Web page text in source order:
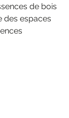
de bois
des espaces